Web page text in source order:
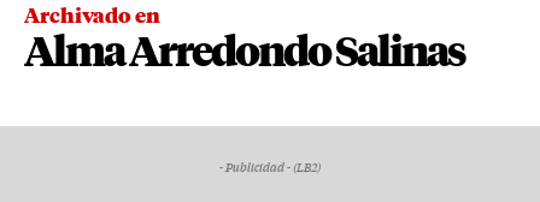
Archivado en
Alma Arredondo Salinas
- Publicidad - (LB2)